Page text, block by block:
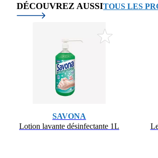
DÉCOUVREZ AUSSITOUS LES
SAVONA
Lotion lavante désinfectante 1L